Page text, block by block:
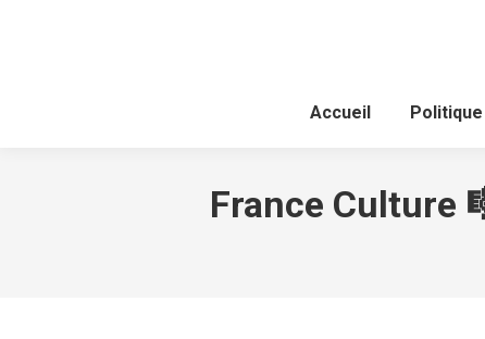
Accueil
Politique
France Culture